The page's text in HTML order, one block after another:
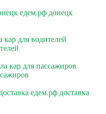
едем.рф донецк
кар для водителей
кар для пассажиров
едем.рф доставка